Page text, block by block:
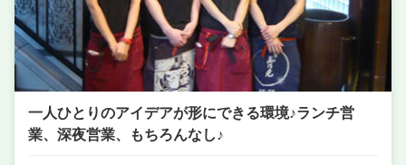
一人ひとりのアイデアが形にできる環境♪ランチ営
業、深夜営業、もちろんなし♪